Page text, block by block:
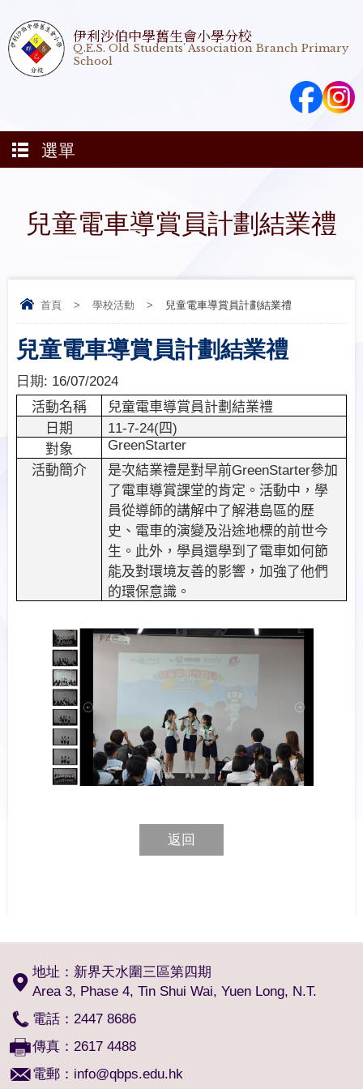
伊利沙伯中學舊生會小學分校
Q.E.S. Old Students' Association Branch Primary
School
選單
兒童電車導賞員計劃結業禮
首頁 > 學校活動 > 兒童電車導賞員計劃結業禮
兒童電車導賞員計劃結業禮
日期: 16/07/2024
活動名稱
兒童電車導賞員計劃結業禮
日期
11-7-24(四)
對象
GreenStarter
活動簡介
是次結業禮是對早前GreenStarter參加
了電車導賞課堂的肯定。活動中，學
員從導師的講解中了解港島區的歷
史、電車的演變及沿途地標的前世今
生。此外，學員還學到了電車如何節
能及對環境友善的影響，加強了他們
的環保意識。
返回
地址：新界天水圍三區第四期
Area 3, Phase 4, Tin Shui Wai, Yuen Long, N.T.
電話：2447 8686
傳真：2617 4488
電郵： info@qbps.edu.hk